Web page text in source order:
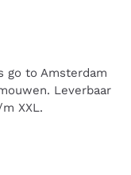
go to Amsterdam
Leverbaar
XXL.